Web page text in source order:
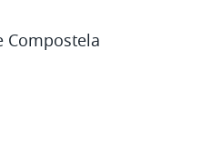
Compostela